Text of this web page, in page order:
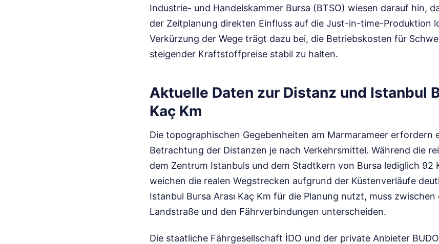
Industrie- und Handelskammer Bursa (BTSO) wiesen darauf hin,
der Zeitplanung direkten Einfluss auf die Just-in-time-Produktion
Verkürzung der Wege trägt dazu bei, die Betriebskosten für
steigender Kraftstoffpreise stabil zu halten.
Aktuelle Daten zur Distanz und Istanbul
Kaç Km
Die topographischen Gegebenheiten am Marmarameer erfordern
Betrachtung der Distanzen je nach Verkehrsmittel. Während die
dem Zentrum Istanbuls und dem Stadtkern von Bursa lediglich 92
weichen die realen Wegstrecken aufgrund der Küstenverläufe
Istanbul Bursa Arası Kaç Km für die Planung nutzt, muss
Landstraße und den Fährverbindungen unterscheiden.
Die staatliche Fährgesellschaft İDO und der private Anbieter